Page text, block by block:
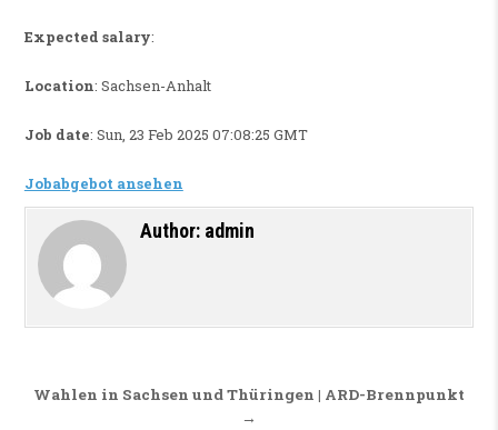
Expected salary:
Location: Sachsen-Anhalt
Job date: Sun, 23 Feb 2025 07:08:25 GMT
Jobabgebot ansehen
Author: admin
Beitragsnavigation
Wahlen in Sachsen und Thüringen | ARD-Brennpunkt
→